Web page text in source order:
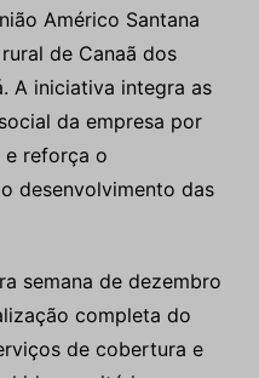
Américo Santana
de Canaã dos
A iniciativa integra as
da empresa por
e reforça o
desenvolvimento das
semana de dezembro
completa do
de cobertura e